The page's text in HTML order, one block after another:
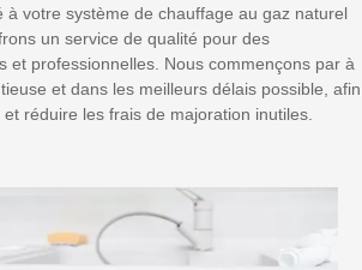
à votre système de chauffage au gaz naturel
un service de qualité pour des
et professionnelles. Nous commençons par à
et dans les meilleurs délais possible, afin
réduire les frais de majoration inutiles.